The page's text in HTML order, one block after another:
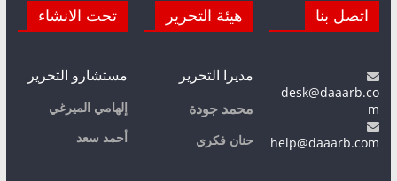
اتصل بنا
desk@daaarb.co
m
help@daaarb.com
هيئة التحرير
مديرا التحرير
محمد جودة
حنان فكري
تحت الانشاء
مستشارو التحرير
إلهامي الميرغي
أحمد سعد